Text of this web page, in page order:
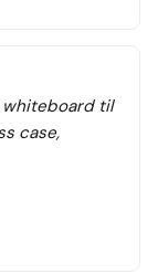
til
case,